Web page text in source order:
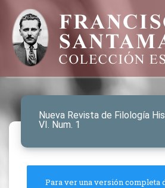
Nueva Revista de Filología
VI. Num. 1
Para ver una versión completa